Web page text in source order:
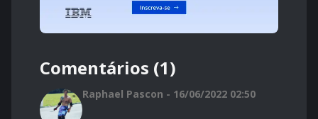
Comentários (1)
Raphael Pascon - 16/06/2022 02:50